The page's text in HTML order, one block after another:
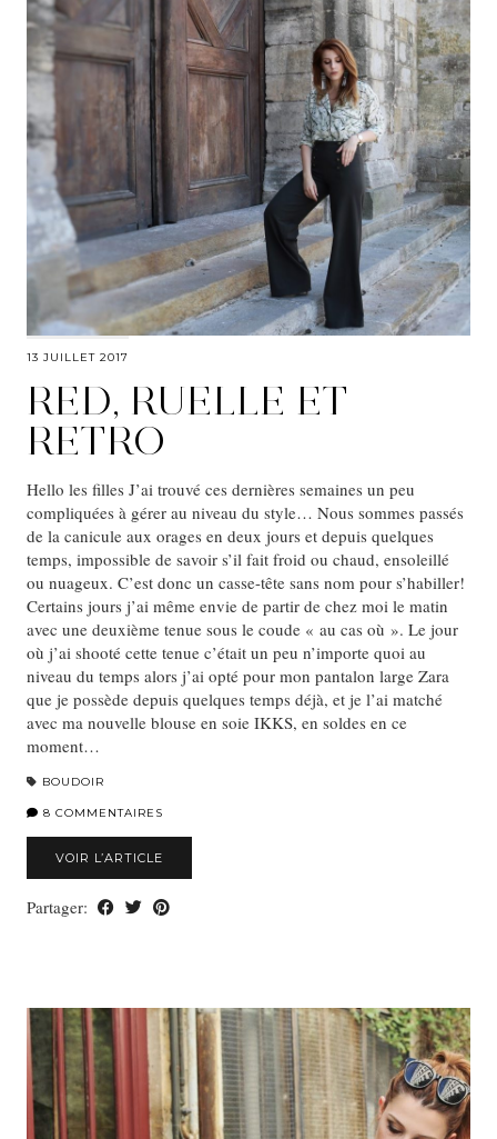
13 JUILLET 2017
RED, RUELLE ET
RETRO
Hello les filles J’ai trouvé ces dernières semaines un peu
compliquées à gérer au niveau du style… Nous sommes passés
de la canicule aux orages en deux jours et depuis quelques
temps, impossible de savoir s’il fait froid ou chaud, ensoleillé
ou nuageux. C’est donc un casse-tête sans nom pour s’habiller!
Certains jours j’ai même envie de partir de chez moi le matin
avec une deuxième tenue sous le coude « au cas où ». Le jour
où j’ai shooté cette tenue c’était un peu n’importe quoi au
niveau du temps alors j’ai opté pour mon pantalon large Zara
que je possède depuis quelques temps déjà, et je l’ai matché
avec ma nouvelle blouse en soie IKKS, en soldes en ce
moment…
BOUDOIR
8 COMMENTAIRES
VOIR L’ARTICLE
Partager: